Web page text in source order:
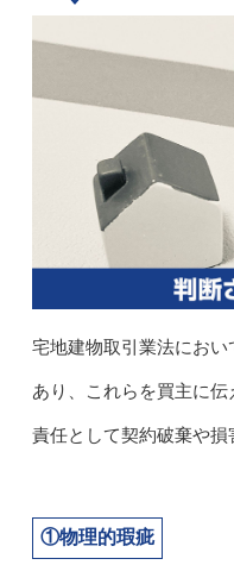
宅地建物取引業法にお
あり、これらを買主に
責任として契約破棄や損
①物理的瑕疵